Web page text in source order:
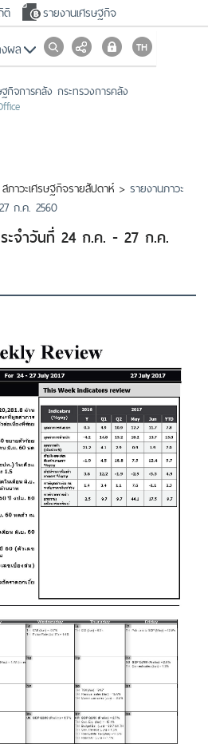
ติ รายงานเศรษฐกิจ
ผล
กิจการคลัง กระทรวงการคลัง
สภาวะเศรษฐกิจรายสัปดาห์ > รายงานภาวะ
ก.ค. 2560
ะจำวันที่ 24 ก.ค. - 27 ก.ค.